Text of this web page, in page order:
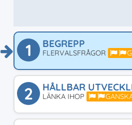
1 BEGREPP
FLERVALSFRÅGOR
2 HÅLLBAR
LÄNKA IHOP